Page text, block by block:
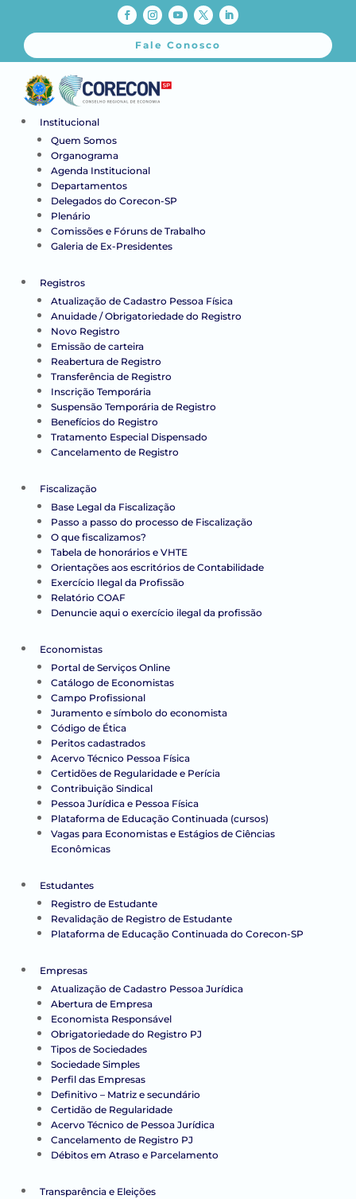
Fale Conosco
Institucional
Quem Somos
Organograma
Agenda Institucional
Departamentos
Delegados do Corecon-SP
Plenário
Comissões e Fóruns de Trabalho
Galeria de Ex-Presidentes
Registros
Atualização de Cadastro Pessoa Física
Anuidade / Obrigatoriedade do Registro
Novo Registro
Emissão de carteira
Reabertura de Registro
Transferência de Registro
Inscrição Temporária
Suspensão Temporária de Registro
Benefícios do Registro
Tratamento Especial Dispensado
Cancelamento de Registro
Fiscalização
Base Legal da Fiscalização
Passo a passo do processo de Fiscalização
O que fiscalizamos?
Tabela de honorários e VHTE
Orientações aos escritórios de Contabilidade
Exercício Ilegal da Profissão
Relatório COAF
Denuncie aqui o exercício ilegal da profissão
Economistas
Portal de Serviços Online
Catálogo de Economistas
Campo Profissional
Juramento e símbolo do economista
Código de Ética
Peritos cadastrados
Acervo Técnico Pessoa Física
Certidões de Regularidade e Perícia
Contribuição Sindical
Pessoa Jurídica e Pessoa Física
Plataforma de Educação Continuada (cursos)
Vagas para Economistas e Estágios de Ciências
Econômicas
Estudantes
Registro de Estudante
Revalidação de Registro de Estudante
Plataforma de Educação Continuada do Corecon-SP
Empresas
Atualização de Cadastro Pessoa Jurídica
Abertura de Empresa
Economista Responsável
Obrigatoriedade do Registro PJ
Tipos de Sociedades
Sociedade Simples
Perfil das Empresas
Definitivo – Matriz e secundário
Certidão de Regularidade
Acervo Técnico de Pessoa Jurídica
Cancelamento de Registro PJ
Débitos em Atraso e Parcelamento
Transparência e Eleições